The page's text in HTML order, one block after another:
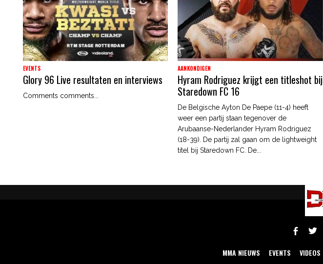
EVENTS
Glory 96 Live resultaten en interviews
Comments comments...
AANKONDIGEN
Hyram Rodriguez krijgt een titleshot bij
Staredown FC 16
De Belgische Ayton De Paepe (11-4) heeft
weer een partij staan tegenover de
Arubaanse-Nederlander Hyram Rodriguez
(18-39). De partij zal gaan om de lightweight
titel bij Staredown FC. De...
MMA NIEUWS EVENTS VIDEOS